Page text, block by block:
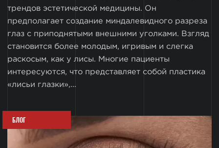
трендов эстетической медицины. Он
предполагает создание миндалевидного разреза
глаз с приподнятыми внешними уголками. Взгляд
становится более молодым, игривым и слегка
раскосым, как у лисы. Многие пациенты
интересуются, что представляет собой пластика
«лисьи глазки»,...
БЛОГ